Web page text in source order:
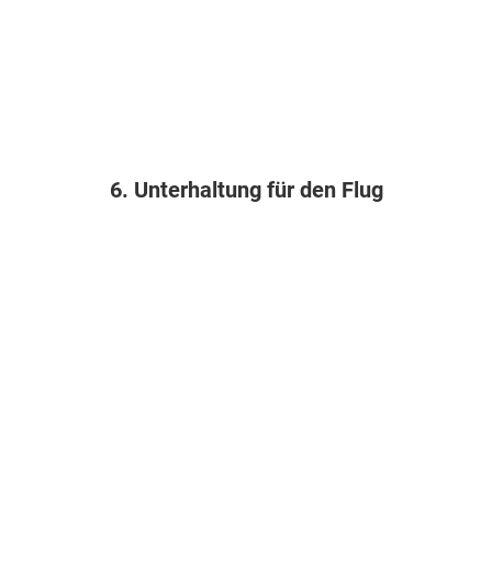
6. Unterhaltung für den Flug